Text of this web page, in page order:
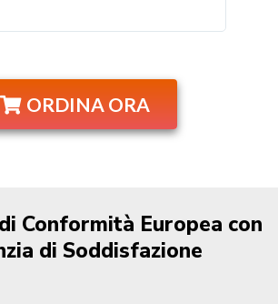
ORDINA ORA
Conformità Europea con
di Soddisfazione